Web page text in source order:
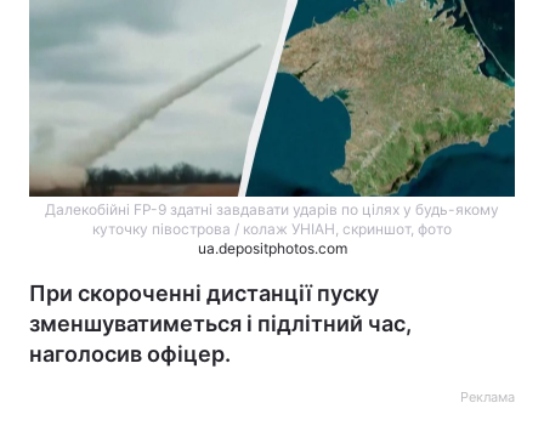
Далекобійні FP-9 здатні завдавати ударів по цілях у будь-якому
куточку півострова / колаж УНІАН, скриншот, фото
ua.depositphotos.com
При скороченні дистанції пуску
зменшуватиметься і підлітний час,
наголосив офіцер.
Реклама